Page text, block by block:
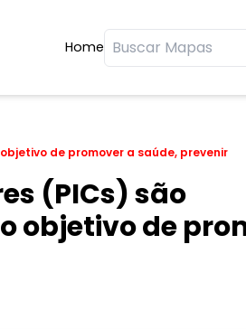
Home
de promover a saúde, prevenir
(PICs) são
objetivo de